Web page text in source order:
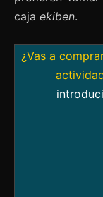
caja ekiben.
¿Vas a